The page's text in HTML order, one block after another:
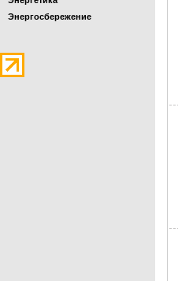
Энергосбережение